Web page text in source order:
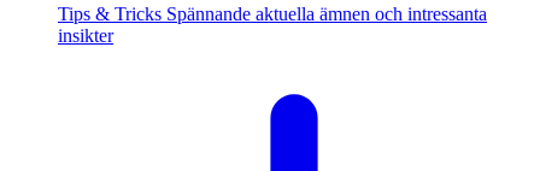
Tips & Tricks Spännande aktuella ämnen och intressanta
insikter